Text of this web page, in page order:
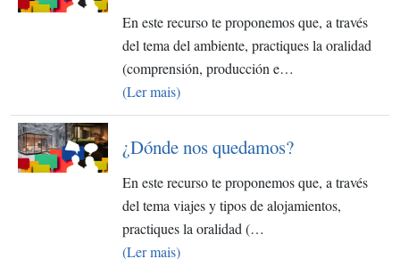
En este recurso te proponemos que, a través
del tema del ambiente, practiques la oralidad
(comprensión, producción e…
(Ler mais)
¿Dónde nos quedamos?
En este recurso te proponemos que, a través
del tema viajes y tipos de alojamientos,
practiques la oralidad (…
(Ler mais)